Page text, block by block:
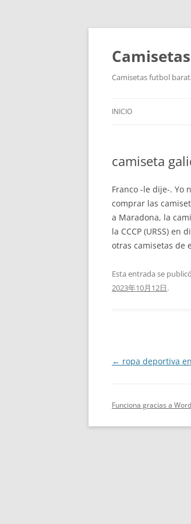
Camisetas futbol
INICIO
camiseta
Franco -le dije-. Yo
comprar las
a Maradona, la
la CCCP (URSS)
otras camisetas de
Esta entrada se
2023年10月12日.
Navegación
← ropa deportiva
Funciona gracias a